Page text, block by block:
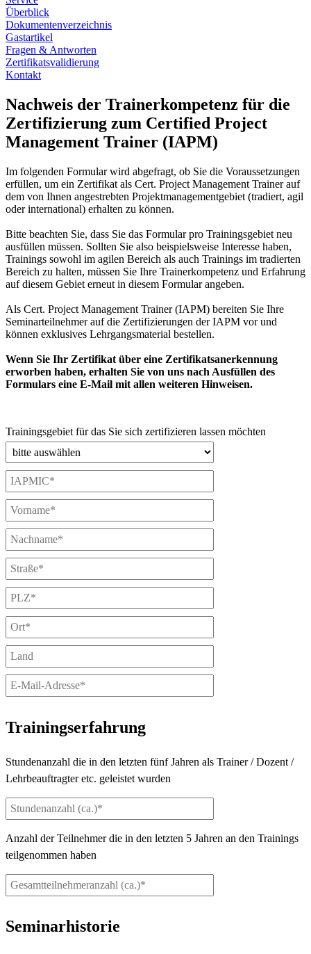
Überblick
Dokumentenverzeichnis
Gastartikel
Fragen & Antworten
Zertifikatsvalidierung
Kontakt
Nachweis der Trainerkompetenz für die
Zertifizierung zum Certified Project
Management Trainer (IAPM)
Im folgenden Formular wird abgefragt, ob Sie die Voraussetzungen
erfüllen, um ein Zertifikat als Cert. Project Management Trainer auf
dem von Ihnen angestrebten Projektmanagementgebiet (tradiert, agil
oder international) erhalten zu können.
Bitte beachten Sie, dass Sie das Formular pro Trainingsgebiet neu
ausfüllen müssen. Sollten Sie also beispielsweise Interesse haben,
Trainings sowohl im agilen Bereich als auch Trainings im tradierten
Bereich zu halten, müssen Sie Ihre Trainerkompetenz und Erfahrung
auf diesem Gebiet erneut in diesem Formular angeben.
Als Cert. Project Management Trainer (IAPM) bereiten Sie Ihre
Seminarteilnehmer auf die Zertifizierungen der IAPM vor und
können exklusives Lehrgangsmaterial bestellen.
Wenn Sie Ihr Zertifikat über eine Zertifikatsanerkennung
erworben haben, erhalten Sie von uns nach Ausfüllen des
Formulars eine E-Mail mit allen weiteren Hinweisen.
Trainingsgebiet für das Sie sich zertifizieren lassen möchten
Trainingserfahrung
Stundenanzahl die in den letzten fünf Jahren als Trainer / Dozent /
Lehrbeauftragter etc. geleistet wurden
Anzahl der Teilnehmer die in den letzten 5 Jahren an den Trainings
teilgenommen haben
Seminarhistorie